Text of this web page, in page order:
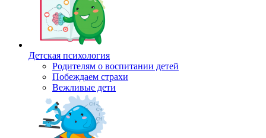
Детская психология
Родителям о воспитании детей
Побеждаем страхи
Вежливые дети